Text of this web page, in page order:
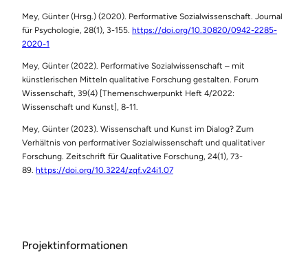
Mey, Günter (Hrsg.) (2020). Performative Sozialwissenschaft. Journal
für Psychologie, 28(1), 3-155. https://doi.org/10.30820/0942-2285-
2020-1
Mey, Günter (2022). Performative Sozialwissenschaft – mit
künstlerischen Mitteln qualitative Forschung gestalten. Forum
Wissenschaft, 39(4) [Themenschwerpunkt Heft 4/2022:
Wissenschaft und Kunst], 8-11.
Mey, Günter (2023). Wissenschaft und Kunst im Dialog? Zum
Verhältnis von performativer Sozialwissenschaft und qualitativer
Forschung. Zeitschrift für Qualitative Forschung, 24(1), 73-
89. https://doi.org/10.3224/zqf.v24i1.07
Projektinformationen